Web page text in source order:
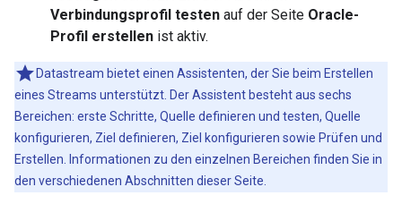
Verbindungsprofil testen auf der Seite Oracle-
Profil erstellen ist aktiv.
Datastream bietet einen Assistenten, der Sie beim Erstellen
eines Streams unterstützt. Der Assistent besteht aus sechs
Bereichen: erste Schritte, Quelle definieren und testen, Quelle
konfigurieren, Ziel definieren, Ziel konfigurieren sowie Prüfen und
Erstellen. Informationen zu den einzelnen Bereichen finden Sie in
den verschiedenen Abschnitten dieser Seite.